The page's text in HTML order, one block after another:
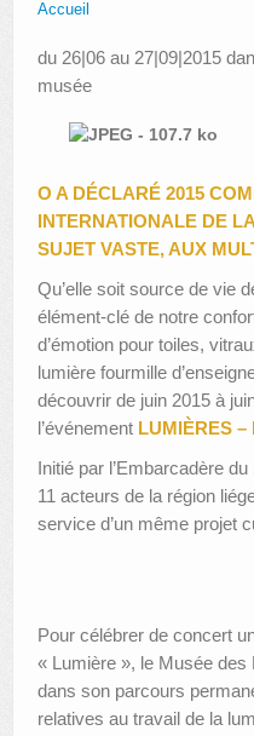
Accueil
du 26|06 au 27|09|2015
musée
O A DÉCLARÉ 2015
INTERNATIONALE DE
SUJET VASTE, AUX
Qu’elle soit source de vie
élément-clé de notre
d’émotion pour toiles,
lumière fourmille
découvrir de juin 2015 à
l’événement LUMIÈRES
Initié par l’Embarcadère
11 acteurs de la région
service d’un même projet
Pour célébrer de concert
« Lumière », le Musée
dans son parcours
relatives au travail de la